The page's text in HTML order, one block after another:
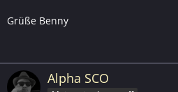
Grüße Benny
Alpha SCO